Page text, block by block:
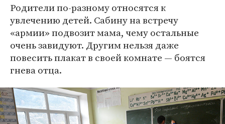
Родители по-разному относятся к
увлечению детей. Сабину на встречу
«армии» подвозит мама, чему остальные
очень завидуют. Другим нельзя даже
повесить плакат в своей комнате — боятся
гнева отца.